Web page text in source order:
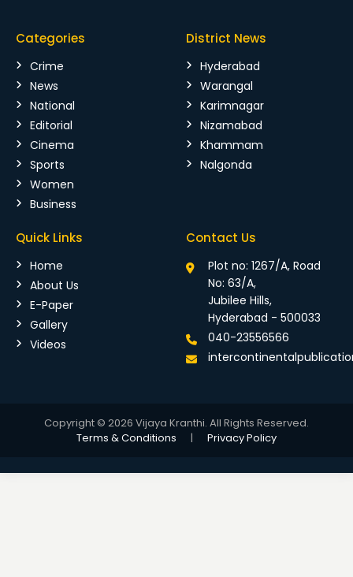
Categories
Crime
News
National
Editorial
Cinema
Sports
Women
Business
District News
Hyderabad
Warangal
Karimnagar
Nizamabad
Khammam
Nalgonda
Quick Links
Home
About Us
E-Paper
Gallery
Videos
Contact Us
Plot no: 1267/A, Road
No: 63/A,
Jubilee Hills,
Hyderabad - 500033
040-23556566
Copyright © 2026 Vijaya Kranthi. All Rights Reserved.
Terms & Conditions
| Privacy Policy